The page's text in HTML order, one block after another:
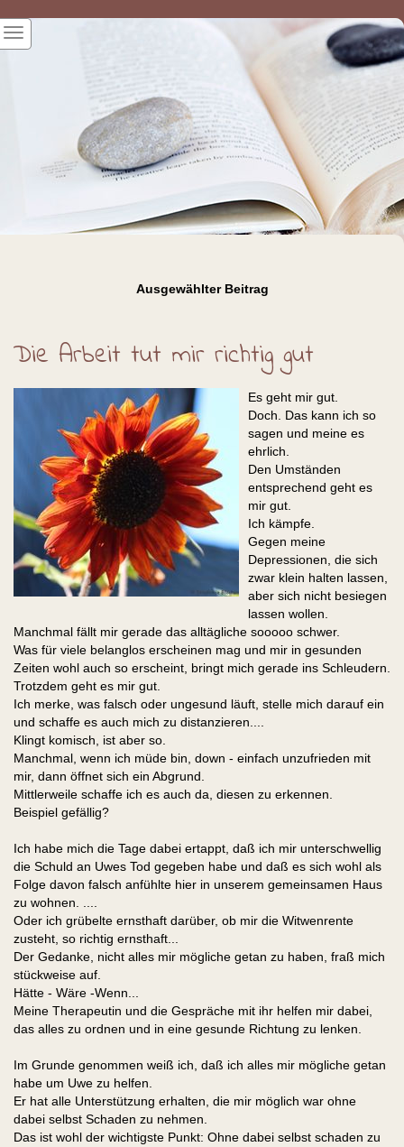
Ausgewählter Beitrag
Die Arbeit tut mir richtig gut
Es geht mir gut.
Doch. Das kann ich so
sagen und meine es
ehrlich.
Den Umständen
entsprechend geht es
mir gut.
Ich kämpfe.
Gegen meine
Depressionen, die sich
zwar klein halten lassen,
aber sich nicht besiegen
lassen wollen.
Manchmal fällt mir gerade das alltägliche sooooo schwer.
Was für viele belanglos erscheinen mag und mir in gesunden
Zeiten wohl auch so erscheint, bringt mich gerade ins Schleudern.
Trotzdem geht es mir gut.
Ich merke, was falsch oder ungesund läuft, stelle mich darauf ein
und schaffe es auch mich zu distanzieren....
Klingt komisch, ist aber so.
Manchmal, wenn ich müde bin, down - einfach unzufrieden mit
mir, dann öffnet sich ein Abgrund.
Mittlerweile schaffe ich es auch da, diesen zu erkennen.
Beispiel gefällig?
Ich habe mich die Tage dabei ertappt, daß ich mir unterschwellig
die Schuld an Uwes Tod gegeben habe und daß es sich wohl als
Folge davon falsch anfühlte hier in unserem gemeinsamen Haus
zu wohnen. ....
Oder ich grübelte ernsthaft darüber, ob mir die Witwenrente
zusteht, so richtig ernsthaft...
Der Gedanke, nicht alles mir mögliche getan zu haben, fraß mich
stückweise auf.
Hätte - Wäre -Wenn...
Meine Therapeutin und die Gespräche mit ihr helfen mir dabei,
das alles zu ordnen und in eine gesunde Richtung zu lenken.
Im Grunde genommen weiß ich, daß ich alles mir mögliche getan
habe um Uwe zu helfen.
Er hat alle Unterstützung erhalten, die mir möglich war ohne
dabei selbst Schaden zu nehmen.
Das ist wohl der wichtigste Punkt: Ohne dabei selbst schaden zu